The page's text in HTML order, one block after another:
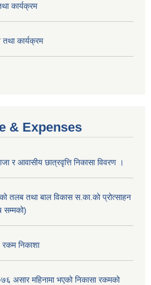
कार्यक्रम
कार्यक्रम
& Expenses
र आवासीय छात्रवृत्ति निकासा विवरण ।
तलब तथा बाल विकास स.का.काे प्रोत्साहन
सम्मको)
रकम निकाशा
असार महिनामा भएको निकासा रकमको